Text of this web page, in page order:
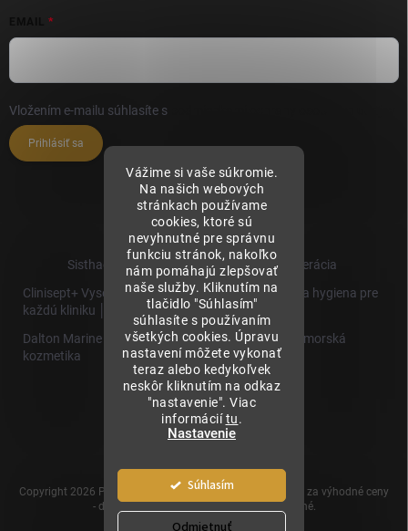
Vážime si vaše súkromie.
Na našich webových
stránkach používame
cookies, ktoré sú
nevyhnutné pre správnu
funkciu stránok, nakoľko
nám pomáhajú zlepšovať
naše služby. Kliknutím na
tlačidlo "Súhlasím"
súhlasíte s používaním
všetkých cookies. Úpravu
nastavení môžete vykonať
teraz alebo kedykoľvek
neskôr kliknutím na odkaz
"nastavenie". Viac
informáciítu.
Nastavenie
Odmietnuť
Súhlasím
Vložením e-mailu súhlasíte s
Prihlásiť sa
Sisthaema.sk - Skutočná Dermálna Regenerácia
Clinisept+ Vysoko účinné čistenie a antimikrobiálna hygiena pre
každú kliniku │
Dalton Marine Cosmetics - Kvalitná profesionálna morská
kozmetika
Sisthaema
Hevo T
│Skutočná
Biorevitalizácia
Copyright 2026 Prémiové produkty pre estetickú medicínu za výhodné ceny
- dermalnevyplne.sk. Všetky práva vyhradené.